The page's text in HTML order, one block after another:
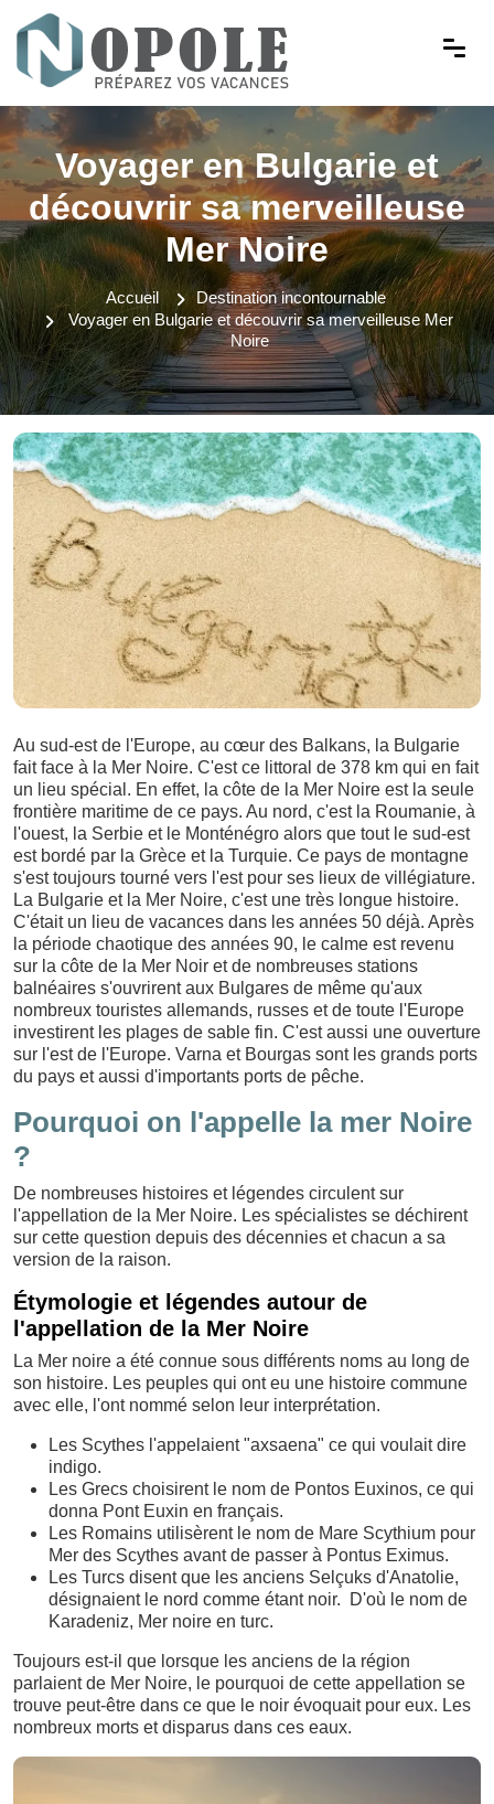
Voyager en Bulgarie et
découvrir sa merveilleuse
Mer Noire
Accueil
Destination incontournable
Voyager en Bulgarie et découvrir sa merveilleuse Mer
Noire
Au sud-est de l'Europe, au cœur des Balkans, la Bulgarie
fait face à la Mer Noire. C'est ce littoral de 378 km qui en fait
un lieu spécial. En effet, la côte de la Mer Noire est la seule
frontière maritime de ce pays. Au nord, c'est la Roumanie, à
l'ouest, la Serbie et le Monténégro alors que tout le sud-est
est bordé par la Grèce et la Turquie. Ce pays de montagne
s'est toujours tourné vers l'est pour ses lieux de villégiature.
La Bulgarie et la Mer Noire, c'est une très longue histoire.
C'était un lieu de vacances dans les années 50 déjà. Après
la période chaotique des années 90, le calme est revenu
sur la côte de la Mer Noir et de nombreuses stations
balnéaires s'ouvrirent aux Bulgares de même qu'aux
nombreux touristes allemands, russes et de toute l'Europe
investirent les plages de sable fin. C'est aussi une ouverture
sur l'est de l'Europe. Varna et Bourgas sont les grands ports
du pays et aussi d'importants ports de pêche.
Pourquoi on l'appelle la mer Noire
?
De nombreuses histoires et légendes circulent sur
l'appellation de la Mer Noire. Les spécialistes se déchirent
sur cette question depuis des décennies et chacun a sa
version de la raison.
Étymologie et légendes autour de
l'appellation de la Mer Noire
La Mer noire a été connue sous différents noms au long de
son histoire. Les peuples qui ont eu une histoire commune
avec elle, l'ont nommé selon leur interprétation.
Les Scythes l'appelaient "axsaena" ce qui voulait dire
indigo.
Les Grecs choisirent le nom de Pontos Euxinos, ce qui
donna Pont Euxin en français.
Les Romains utilisèrent le nom de Mare Scythium pour
Mer des Scythes avant de passer à Pontus Eximus.
Les Turcs disent que les anciens Selçuks d'Anatolie,
désignaient le nord comme étant noir. D'où le nom de
Karadeniz, Mer noire en turc.
Toujours est-il que lorsque les anciens de la région
parlaient de Mer Noire, le pourquoi de cette appellation se
trouve peut-être dans ce que le noir évoquait pour eux. Les
nombreux morts et disparus dans ces eaux.